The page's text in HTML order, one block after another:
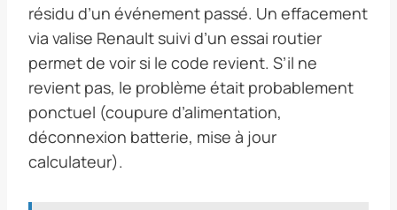
résidu d’un événement passé. Un effacement
via valise Renault suivi d’un essai routier
permet de voir si le code revient. S’il ne
revient pas, le problème était probablement
ponctuel (coupure d’alimentation,
déconnexion batterie, mise à jour
calculateur).